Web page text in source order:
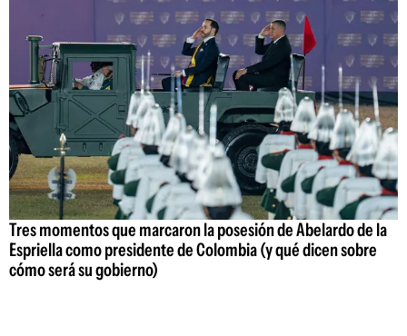
Tres momentos que marcaron la posesión de Abelardo de la
Espriella como presidente de Colombia (y qué dicen sobre
cómo será su gobierno)